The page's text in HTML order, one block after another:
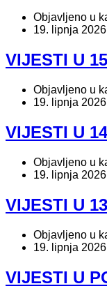
Objavljeno u
19. lipnja
VIJESTI U 15
Objavljeno u
19. lipnja
VIJESTI U 14
Objavljeno u
19. lipnja
VIJESTI U 13
Objavljeno u
19. lipnja
VIJESTI U